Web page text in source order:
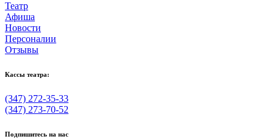
Театр
Афиша
Новости
Персоналии
Отзывы
Кассы театра:
(347) 272-35-33
(347) 273-70-52
Подпишитесь на нас